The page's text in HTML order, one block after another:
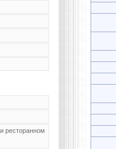
ресторанном